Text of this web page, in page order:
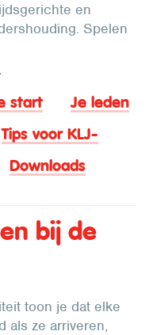
en
Spelen
start
Je leden
Tips voor KLJ-
Downloads
bij de
toon je dat elke
als ze arriveren,